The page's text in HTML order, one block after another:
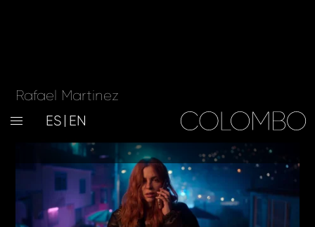
ES EN
Rafael Martinez